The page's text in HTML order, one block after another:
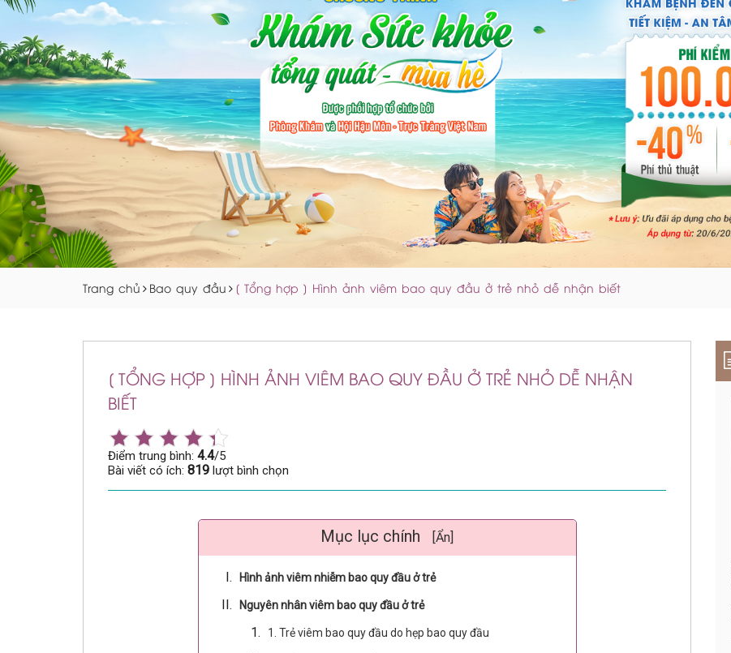
Trang chủ Bao quy đầu [ Tổng hợp ] Hình ảnh viêm bao quy đầu ở trẻ nhỏ dễ nhận biết
[ TỔNG HỢP ] HÌNH ẢNH VIÊM BAO QUY ĐẦU Ở TRẺ NHỎ DỄ NHẬN
BIẾT
Điểm trung bình: 4.4/5
Bài viết có ích: 819 lượt bình chọn
Mục lục chính [Ẩn]
Hình ảnh viêm nhiễm bao quy đầu ở trẻ
Nguyên nhân viêm bao quy đầu ở trẻ
1. Trẻ viêm bao quy đầu do hẹp bao quy đầu